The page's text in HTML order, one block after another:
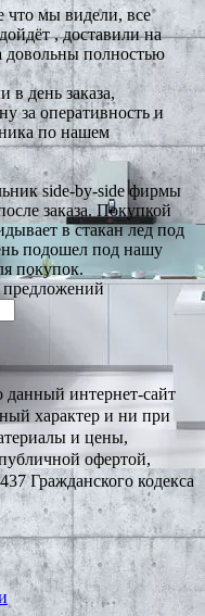
что мы видели, все
, доставили на
полностью
в день заказа,
за оперативность и
по нашем
side-by-side фирмы
заказа. Покупкой
в стакан лед под
подошел под нашу
покупок.
предложений
интернет-сайт
характер и ни при
и цены,
офертой,
Гражданского кодекса